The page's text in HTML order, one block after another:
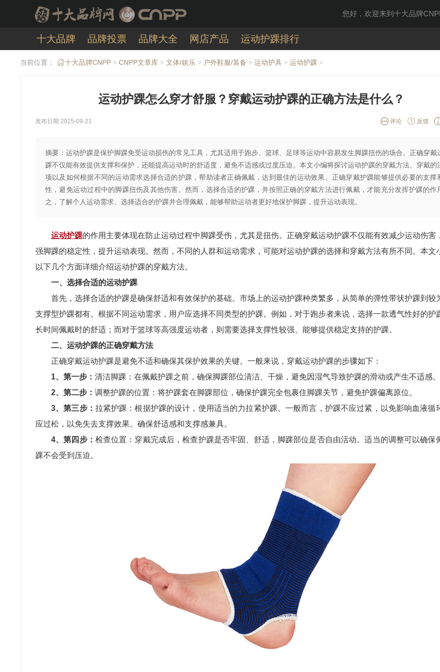
您好，欢迎来到十大品牌
十大品牌 品牌投票 品牌大全 网店产品 运动护踝排行
当前位置： 十大品牌CNPP > CNPP文章库 > 文体/娱乐 > 户外鞋服/装备 > 运动护具 > 运动护踝 >
运动护踝怎么穿才舒服？穿戴运动护踝的正确方法是什么？
发布日期 2025-09-21 评论 反馈
摘要：运动护踝是保护脚踝免受运动损伤的常见工具，尤其适用于跑步、篮球、足球等运动中容易发生脚踝扭伤的场合。正确穿戴
踝不仅能有效提供支撑和保护，还能提高运动时的舒适度，避免不适感或过度压迫。本文小编将探讨运动护踝的穿戴方法、穿戴的
项以及如何根据不同的运动需求选择合适的护踝，帮助读者正确佩戴，达到最佳的运动效果。正确穿戴护踝能够提供必要的支撑
性，避免运动过程中的脚踝扭伤及其他伤害。然而，选择合适的护踝，并按照正确的穿戴方法进行佩戴，才能充分发挥护踝的作
之，了解个人运动需求、选择适合的护踝并合理佩戴，能够帮助运动者更好地保护脚踝，提升运动表现。
运动护踝的作用主要体现在防止运动过程中脚踝受伤，尤其是扭伤。正确穿戴运动护踝不仅能有效减少运动伤害
强脚踝的稳定性，提升运动表现。然而，不同的人群和运动需求，可能对运动护踝的选择和穿戴方法有所不同。本文
以下几个方面详细介绍运动护踝的穿戴方法。
一、选择合适的运动护踝
首先，选择合适的护踝是确保舒适和有效保护的基础。市场上的运动护踝种类繁多，从简单的弹性带状护踝到较
支撑型护踝都有。根据不同运动需求，用户应选择不同类型的护踝。例如，对于跑步者来说，选择一款透气性好的护
长时间佩戴时的舒适；而对于篮球等高强度运动者，则需要选择支撑性较强、能够提供稳定支持的护踝。
二、运动护踝的正确穿戴方法
正确穿戴运动护踝是避免不适和确保其保护效果的关键。一般来说，穿戴运动护踝的步骤如下：
1、第一步： 清洁脚踝：在佩戴护踝之前，确保脚踝部位清洁、干燥，避免因湿气导致护踝的滑动或产生不适感。
2、第二步： 调整护踝的位置：将护踝套在脚踝部位，确保护踝完全包裹住脚踝关节，避免护踝偏离原位。
3、第三步： 拉紧护踝：根据护踝的设计，使用适当的力拉紧护踝。一般而言，护踝不应过紧，以免影响血液循
应过松，以免失去支撑效果。确保舒适感和支撑感兼具。
4、第四步： 检查位置：穿戴完成后，检查护踝是否牢固、舒适，脚踝部位是否自由活动。适当的调整可以确保
踝不会受到压迫。
民兴电缆 400-188-3331